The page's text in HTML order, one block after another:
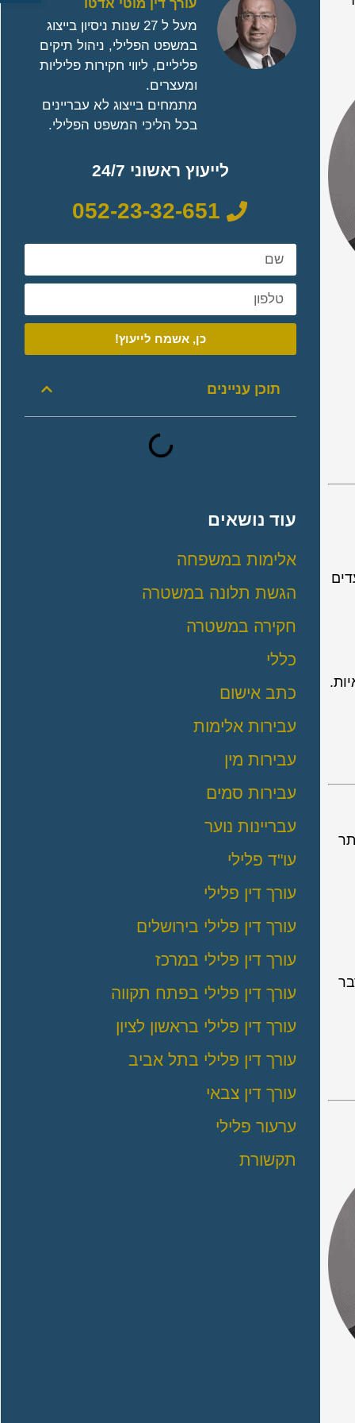
עורך דין מוטי אדטו
מעל ל 27 שנות ניסיון בייצוג
במשפט הפלילי, ניהול תיקים
פליליים, ליווי חקירות פליליות
ומעצרים.
מתמחים בייצוג לא עבריינים
בכל הליכי המשפט הפלילי.
לייעוץ ראשוני 24/7
052-23-32-651
כן, אשמח לייעוץ!
תוכן עניינים
עוד נושאים
אלימות במשפחה
הגשת תלונה במשטרה
חקירה במשטרה
כללי
כתב אישום
עבירות אלימות
עבירות מין
עבירות סמים
עבריינות נוער
עו"ד פלילי
עורך דין פלילי
עורך דין פלילי בירושלים
עורך דין פלילי במרכז
עורך דין פלילי בפתח תקווה
עורך דין פלילי בראשון לציון
עורך דין פלילי בתל אביב
עורך דין צבאי
ערעור פלילי
תקשורת